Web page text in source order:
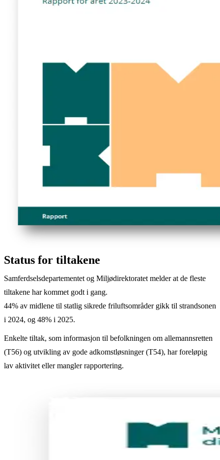
Status for tiltakene
Samferdselsdepartementet og Miljødirektoratet melder at de fleste
tiltakene har kommet godt i gang.
44% av midlene til statlig sikrede friluftsområder gikk til strandsonen
i 2024, og 48% i 2025.
Enkelte tiltak, som informasjon til befolkningen om allemannsretten
(T56) og utvikling av gode adkomstløsninger (T54), har foreløpig
lav aktivitet eller mangler rapportering.